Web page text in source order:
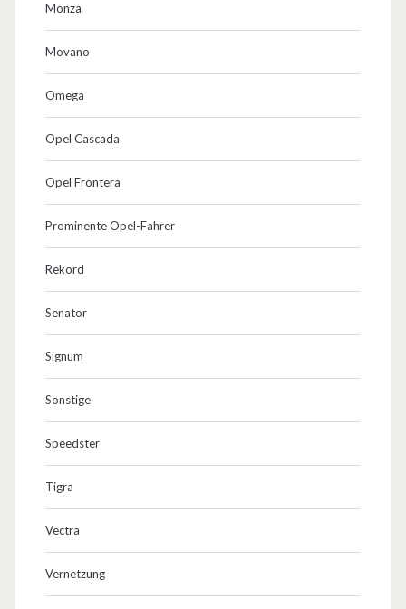
Monza
Movano
Omega
Opel Cascada
Opel Frontera
Prominente Opel-Fahrer
Rekord
Senator
Signum
Sonstige
Speedster
Tigra
Vectra
Vernetzung